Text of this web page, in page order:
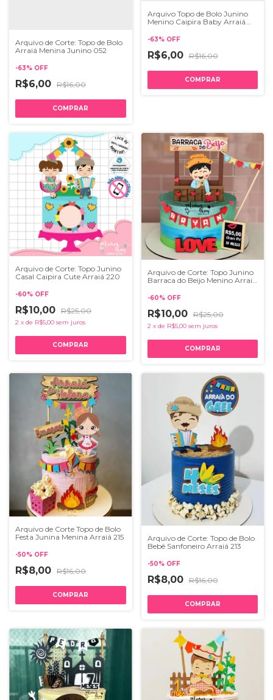
Arquivo de Corte: Topo de Bolo
Arraiá Menina Junino 052
-63% OFF
R$6,00 R$16,00
Arquivo Topo de Bolo Junino
Menino Caipira Baby Arraiá
-63% OFF
R$6,00 R$16,00
Arquivo de Corte: Topo Junino
Casal Caipira Cute Arraiá 220
-60% OFF
R$10,00 R$25,00
2 x de R$5,00 sem juros
Arquivo de Corte: Topo Junino
Barraca do Beijo Menino Arraiá
-60% OFF
R$10,00 R$25,00
2 x de R$5,00 sem juros
Arquivo de Corte Topo de Bolo
Festa Junina Menina Arraiá 215
-50% OFF
R$8,00 R$16,00
Arquivo de Corte: Topo de Bolo
Bebê Sanfoneiro Arraiá 213
-50% OFF
R$8,00 R$16,00